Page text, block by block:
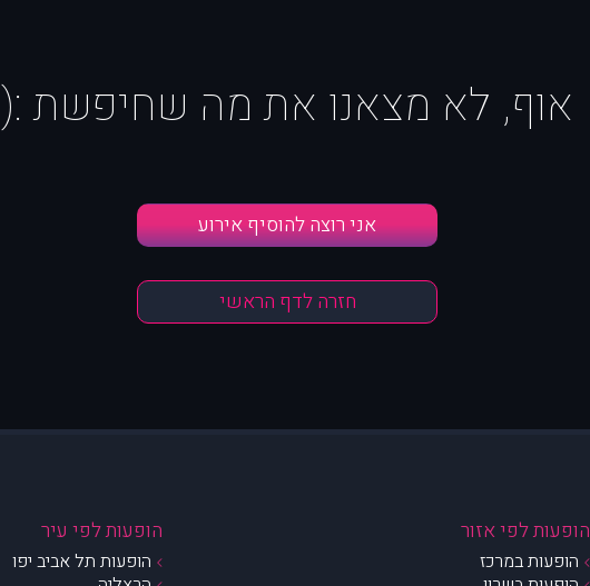
אוף, לא מצאנו את מה שחיפשת :(
אני רוצה להוסיף אירוע
חזרה לדף הראשי
הופעות לפי אזור
הופעות במרכז
הופעות לפי עיר
הופעות תל אביב יפו